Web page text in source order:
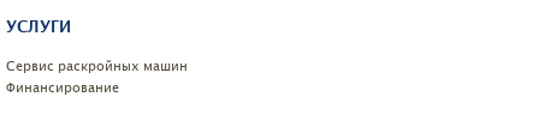
УСЛУГИ
Сервис раскройных машин
Финансирование